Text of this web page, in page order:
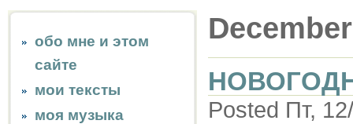
обо мне и этом
сайте
мои тексты
моя музыка
Posted Пт,